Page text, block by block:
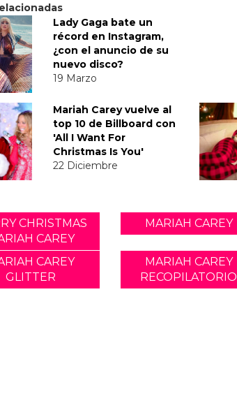
Lady Gaga bate un
récord en Instagram,
¿con el anuncio de su
nuevo disco?
19 Marzo
Mariah Carey vuelve al
top 10 de Billboard con
'All I Want For
Christmas Is You'
22 Diciembre
CHRISTMAS
CAREY
MARIAH CAREY
CAREY
GLITTER
MARIAH CAREY
RECOPILATORIO